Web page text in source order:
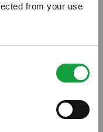
from your use
novita nel campo